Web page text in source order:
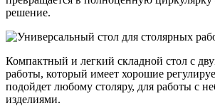
решение.
Компактный и легкий складной стол с
работы, который имеет хорошие
подойдет любому столяру, для работы с
изделиями.